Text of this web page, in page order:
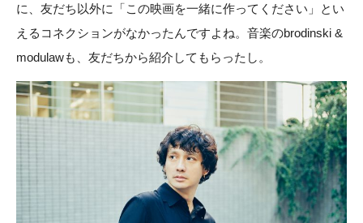
に、友だち以外に「この映画を一緒に作ってください」とい
えるコネクションがなかったんですよね。音楽のbrodinski &
modulawも、友だちから紹介してもらったし。